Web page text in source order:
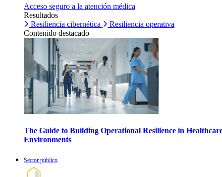
Acceso seguro a la atención médica
Resultados
Resiliencia cibernética
Resiliencia operativa
Contenido destacado
The Guide to Building Operational Resilience in
Environments
Sector público